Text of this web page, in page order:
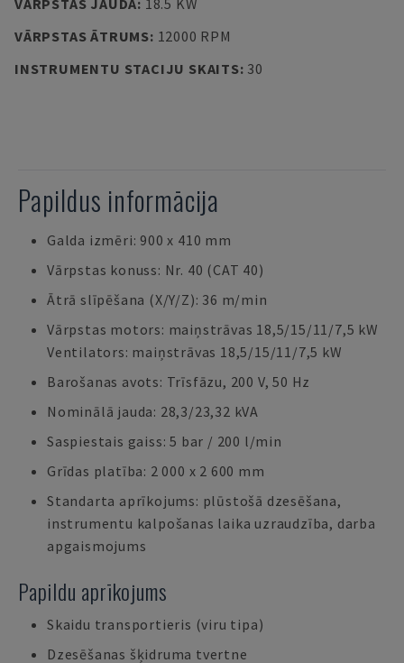
VĀRPSTAS JAUDA: 18.5 KW
VĀRPSTAS ĀTRUMS: 12000 RPM
INSTRUMENTU STACIJU SKAITS: 30
Papildus informācija
Galda izmēri: 900 x 410 mm
Vārpstas konuss: Nr. 40 (CAT 40)
Ātrā slīpēšana (X/Y/Z): 36 m/min
Vārpstas motors: maiņstrāvas 18,5/15/11/7,5 kW
Ventilators: maiņstrāvas 18,5/15/11/7,5 kW
Barošanas avots: Trīsfāzu, 200 V, 50 Hz
Nominālā jauda: 28,3/23,32 kVA
Saspiestais gaiss: 5 bar / 200 l/min
Grīdas platība: 2 000 x 2 600 mm
Standarta aprīkojums: plūstošā dzesēšana,
instrumentu kalpošanas laika uzraudzība, darba
apgaismojums
Papildu aprīkojums
Skaidu transportieris (viru tipa)
Dzesēšanas šķidruma tvertne